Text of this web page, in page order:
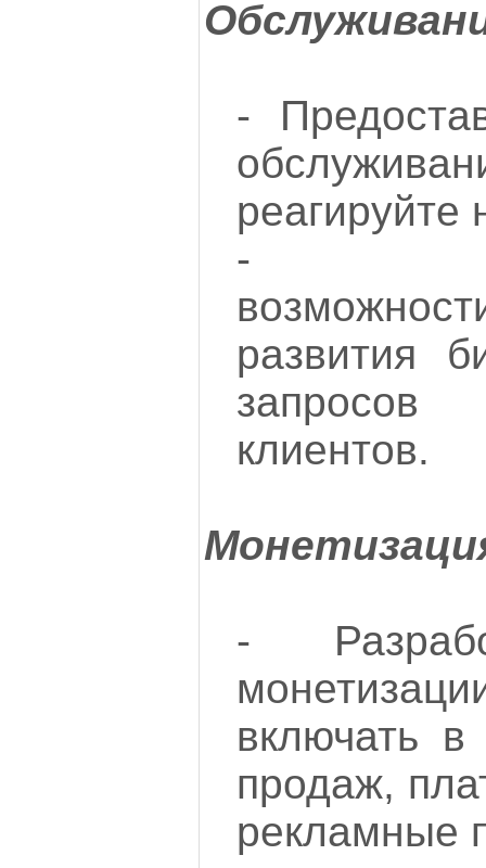
-
реагируйте
-
развития
запросов
клиентов.
-
включать
продаж,
рекламные